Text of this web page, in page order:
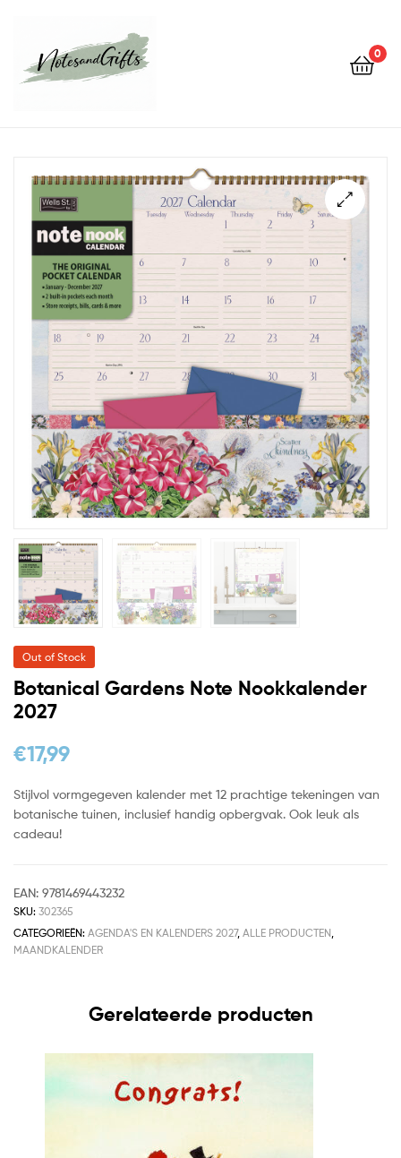
0
Out of Stock
Botanical Gardens Note Nookkalender
2027
€17,99
Stijlvol vormgegeven kalender met 12 prachtige tekeningen van
botanische tuinen, inclusief handig opbergvak. Ook leuk als
cadeau!
EAN: 9781469443232
SKU: 302365
CATEGORIEËN: AGENDA'S EN KALENDERS 2027, ALLE PRODUCTEN
MAANDKALENDER
Gerelateerde producten